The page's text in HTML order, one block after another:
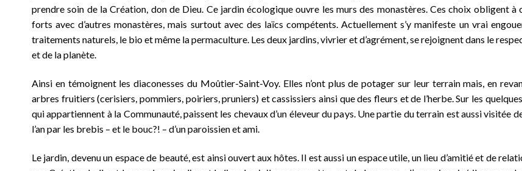
prendre soin de la Création, don de Dieu. Ce jardin écologique ouvre les murs des monastères. Ces choix obligent à
forts avec d’autres monastères, mais surtout avec des laïcs compétents. Actuellement s’y manifeste un vrai
traitements naturels, le bio et même la permaculture. Les deux jardins, vivrier et d’agrément, se rejoignent dans le
et de la planète.
Ainsi en témoignent les diaconesses du Moûtier-Saint-Voy. Elles n’ont plus de potager sur leur terrain mais, en
arbres fruitiers (cerisiers, pommiers, poiriers, pruniers) et cassissiers ainsi que des fleurs et de l’herbe. Sur les
qui appartiennent à la Communauté, paissent les chevaux d’un éleveur du pays. Une partie du terrain est aussi visitée
l’an par les brebis – et le bouc?! – d’un paroissien et ami.
Le jardin, devenu un espace de beauté, est ainsi ouvert aux hôtes. Il est aussi un espace utile, un lieu d’amitié et de